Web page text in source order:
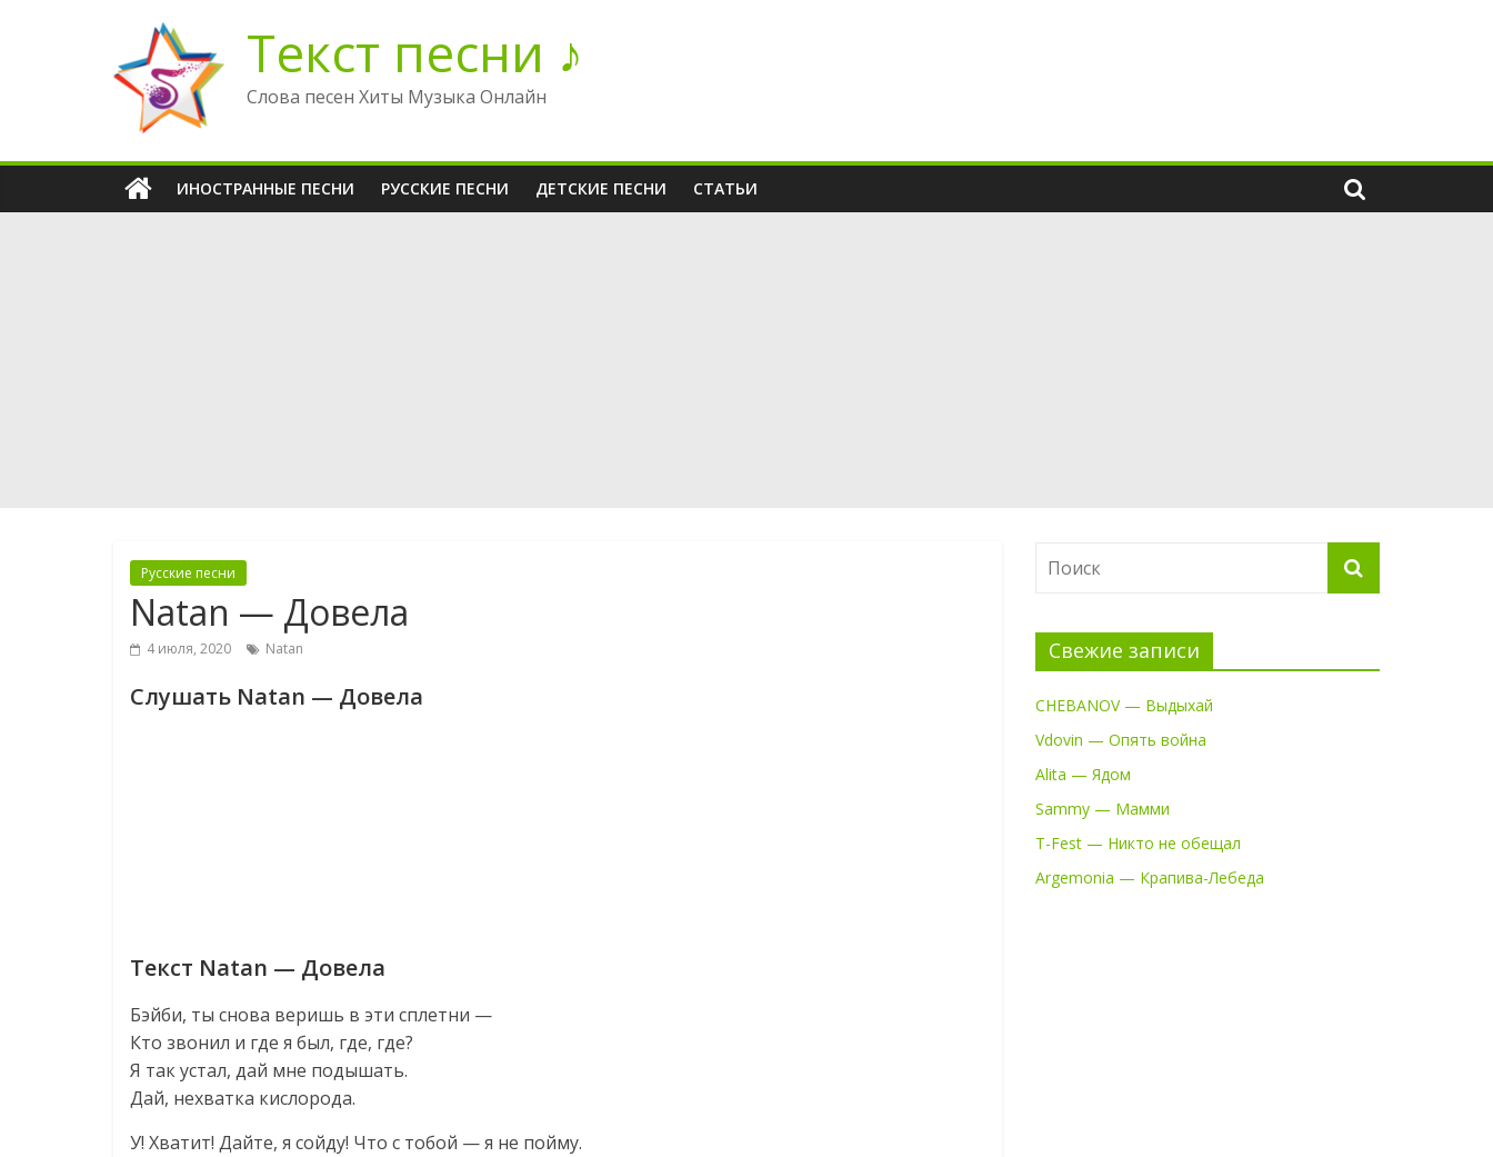
содержимому
Текст песни ♪
Слова песен Хиты Музыка Онлайн
ИНОСТРАННЫЕ ПЕСНИ РУССКИЕ ПЕСНИ ДЕТСКИЕ ПЕСНИ СТАТЬИ
Русские песни
Natan — Довела
4 июля, 2020 Natan
Слушать Natan — Довела
Текст Natan — Довела
Бэйби, ты снова веришь в эти сплетни —
Кто звонил и где я был, где, где?
Я так устал, дай мне подышать.
Дай, нехватка кислорода.
У! Хватит! Дайте, я сойду! Что с тобой — я не пойму.
Свежие записи
CHEBANOV — Выдыхай
Vdovin — Опять война
Alita — Ядом
Sammy — Мамми
T-Fest — Никто не обещал
Argemonia — Крапива-Лебеда